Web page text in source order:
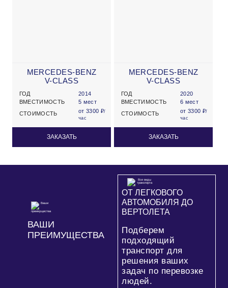
MERCEDES-BENZ
V-CLASS
ГОД
2014
ВМЕСТИМОСТЬ
5 мест
СТОИМОСТЬ
от 3300 ₽/
час
ЗАКАЗАТЬ
MERCEDES-BENZ
V-CLASS
ГОД
2020
ВМЕСТИМОСТЬ
6 мест
СТОИМОСТЬ
от 3300 ₽/
час
ЗАКАЗАТЬ
ВАШИ
ПРЕИМУЩЕСТВА
ОТ ЛЕГКОВОГО
АВТОМОБИЛЯ ДО
ВЕРТОЛЕТА
Подберем
подходящий
транспорт для
решения ваших
задач по перевозке
людей.